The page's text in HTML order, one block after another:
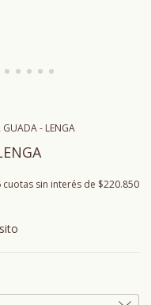
GUADA - LENGA
cuotas sin interés de $220.850